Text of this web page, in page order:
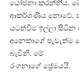
යෝජනා කරන්නීය.
ආකර්ශණීය නොවේ.
යටත්වීම ඉල්ලා සිටින
අනෙකාගේ
බැවිනි. මේ
රංගනාගේ ප්‍රේමයයි.